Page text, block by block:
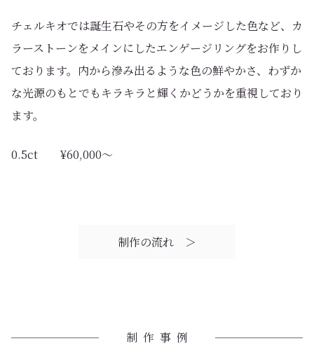
チェルキオでは誕生石やその方をイメージした色など、カ
ラーストーンをメインにしたエンゲージリングをお作りし
ております。内から滲み出るような色の鮮やかさ、わずか
な光源のもとでもキラキラと輝くかどうかを重視しており
ます。
0.5ct ¥60,000〜
制作の流れ ＞
制作事例